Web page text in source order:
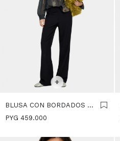
SELECCIONAR TALLE
+
BLUSA CON BORDADOS Y
ABALORIOS - GRIS
PYG 459.000